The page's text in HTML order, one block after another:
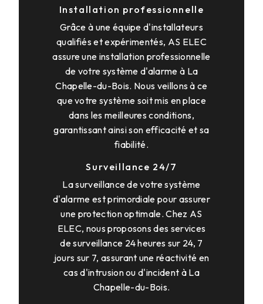
Installation professionnelle
Grâce à une équipe d'installateurs
qualifiés et expérimentés, AS ELEC
assure une installation professionnelle
de votre système d'alarme à La
Chapelle-du-Bois. Nous veillons à ce
que votre système soit mis en place
dans les meilleures conditions,
garantissant ainsi son efficacité et sa
fiabilité.
Surveillance 24/7
La surveillance de votre système
d'alarme est primordiale pour assurer
une protection optimale. Chez AS
ELEC, nous proposons des services
de surveillance 24 heures sur 24, 7
jours sur 7, assurant une réactivité en
cas d'intrusion ou d'incident à La
Chapelle-du-Bois.